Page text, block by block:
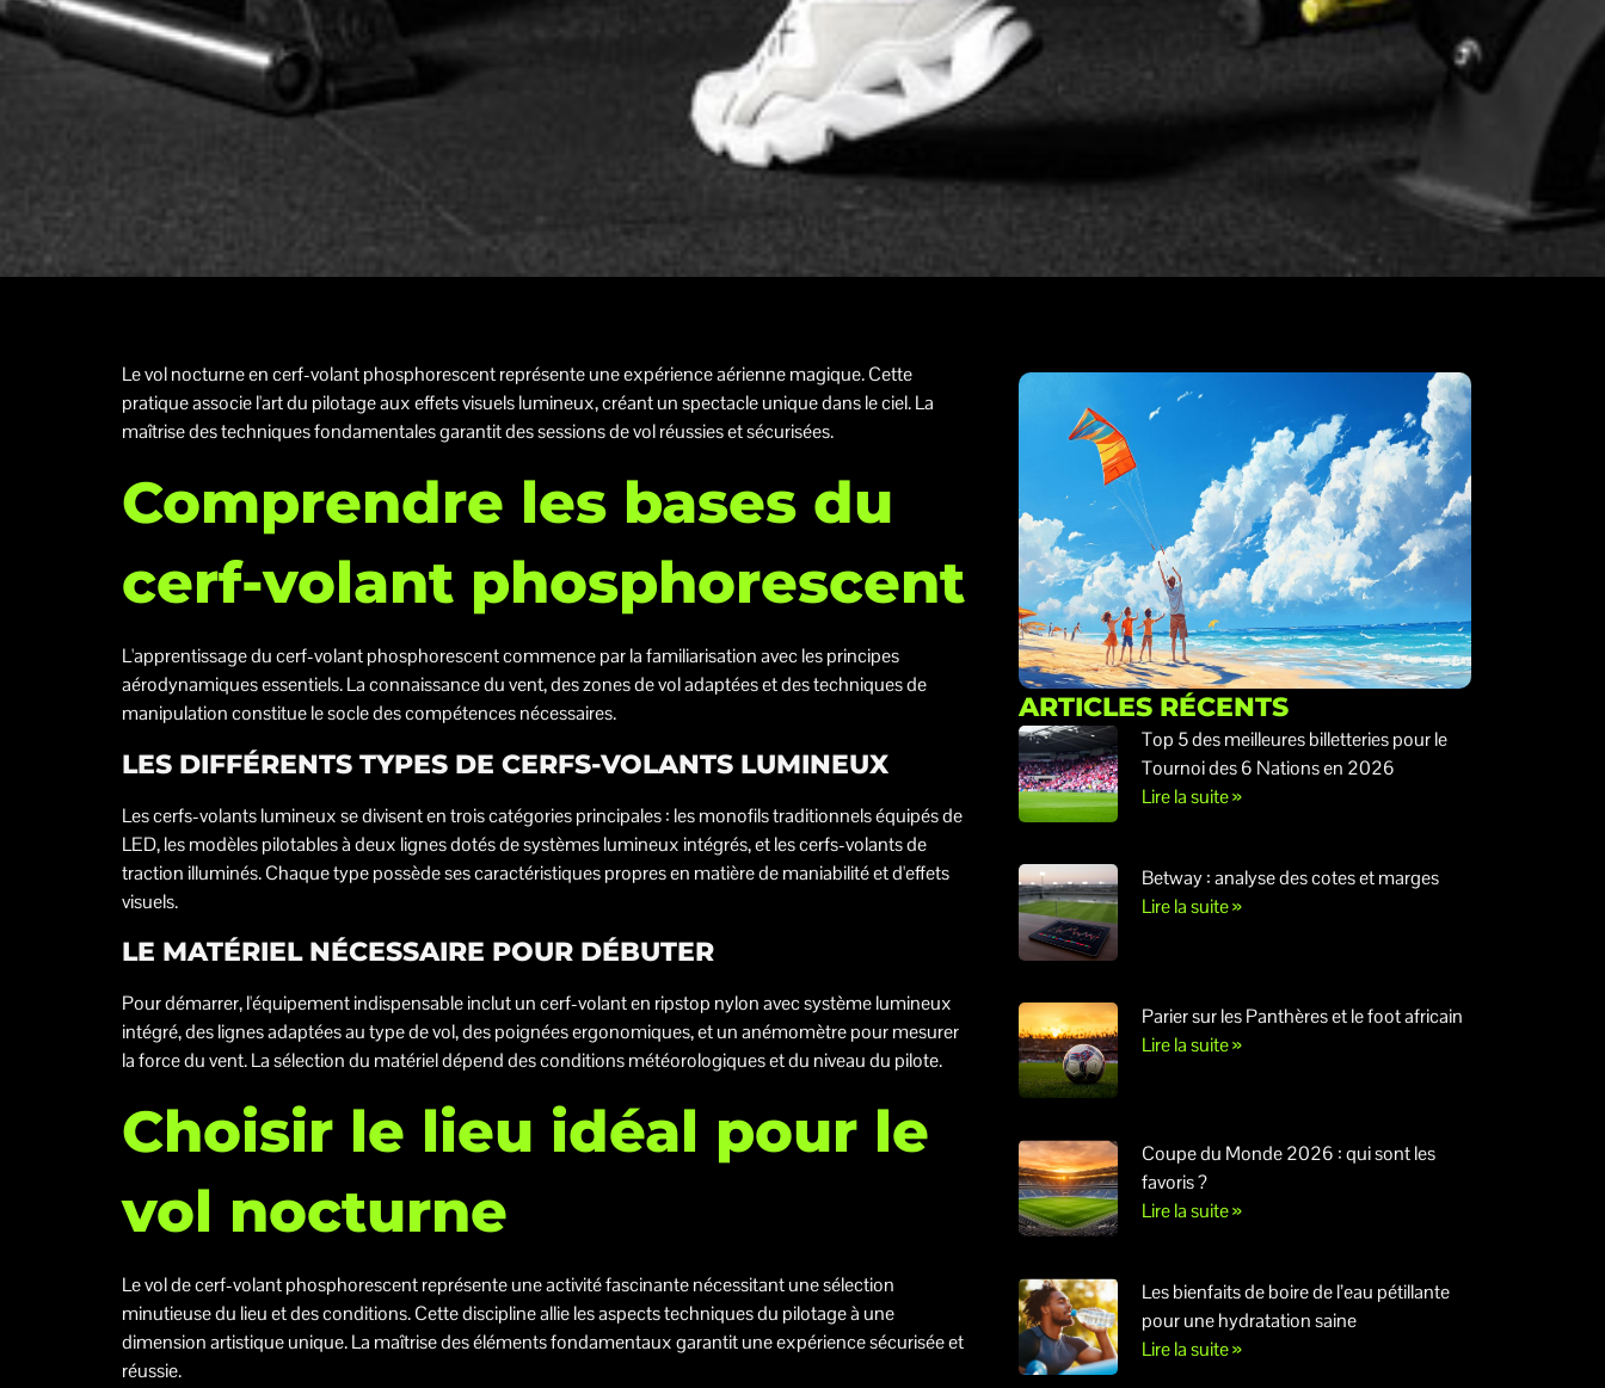
Le vol nocturne en cerf-volant phosphorescent représente une expérience aérienne magique. Cette
pratique associe l'art du pilotage aux effets visuels lumineux, créant un spectacle unique dans le ciel. La
maîtrise des techniques fondamentales garantit des sessions de vol réussies et sécurisées.
Comprendre les bases du
cerf-volant phosphorescent
L'apprentissage du cerf-volant phosphorescent commence par la familiarisation avec les principes
aérodynamiques essentiels. La connaissance du vent, des zones de vol adaptées et des techniques de
manipulation constitue le socle des compétences nécessaires.
LES DIFFÉRENTS TYPES DE CERFS-VOLANTS LUMINEUX
Les cerfs-volants lumineux se divisent en trois catégories principales : les monofils traditionnels équipés de
LED, les modèles pilotables à deux lignes dotés de systèmes lumineux intégrés, et les cerfs-volants de
traction illuminés. Chaque type possède ses caractéristiques propres en matière de maniabilité et d'effets
visuels.
LE MATÉRIEL NÉCESSAIRE POUR DÉBUTER
Pour démarrer, l'équipement indispensable inclut un cerf-volant en ripstop nylon avec système lumineux
intégré, des lignes adaptées au type de vol, des poignées ergonomiques, et un anémomètre pour mesurer
la force du vent. La sélection du matériel dépend des conditions météorologiques et du niveau du pilote.
Choisir le lieu idéal pour le
vol nocturne
Le vol de cerf-volant phosphorescent représente une activité fascinante nécessitant une sélection
minutieuse du lieu et des conditions. Cette discipline allie les aspects techniques du pilotage à une
dimension artistique unique. La maîtrise des éléments fondamentaux garantit une expérience sécurisée et
réussie.
ARTICLES RÉCENTS
Top 5 des meilleures billetteries pour le
Tournoi des 6 Nations en 2026
Lire la suite »
Betway : analyse des cotes et marges
Lire la suite »
Parier sur les Panthères et le foot africain
Lire la suite »
Coupe du Monde 2026 : qui sont les
favoris ?
Lire la suite »
Les bienfaits de boire de l’eau pétillante
pour une hydratation saine
Lire la suite »